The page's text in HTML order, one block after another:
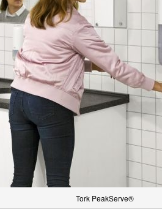
Tork PeakServe®